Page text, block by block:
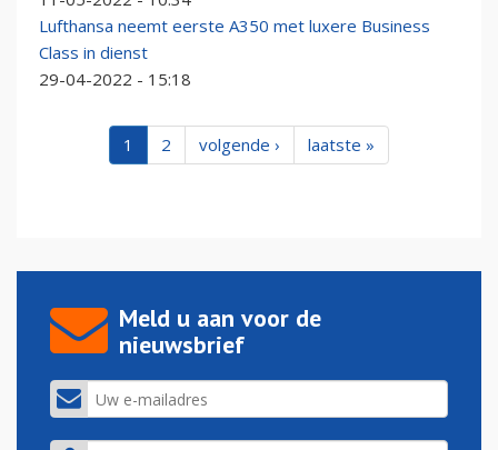
Lufthansa neemt eerste A350 met luxere Business
Class in dienst
29-04-2022 - 15:18
1 2 volgende › laatste »
Meld u aan voor de
nieuwsbrief